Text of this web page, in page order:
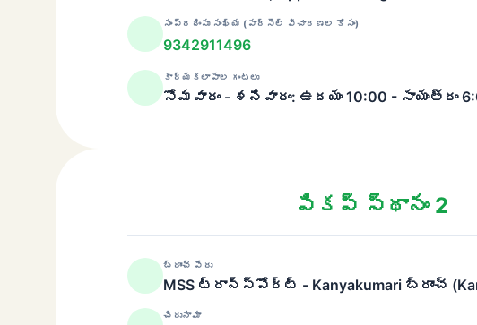
సంప్రదింపు సంఖ్య (పార్సెల్ విచారణల కోసం)
9342911496
కార్యకలాపాల గంటలు
సోమవారం - శనివారం: ఉదయం 10:00 - సాయంత్రం
పికప్ స్థానం 2
బ్రాంచ్ పేరు
MSS ట్రాన్స్‌పోర్ట్ - Kanyakumari బ్రాంచ్
చిరునామా